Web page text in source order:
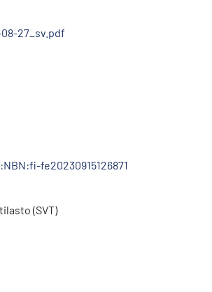
27_sv.pdf
fe20230915126871
(SVT)